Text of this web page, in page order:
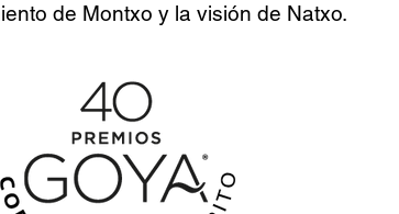
de Montxo y la visión de Natxo.